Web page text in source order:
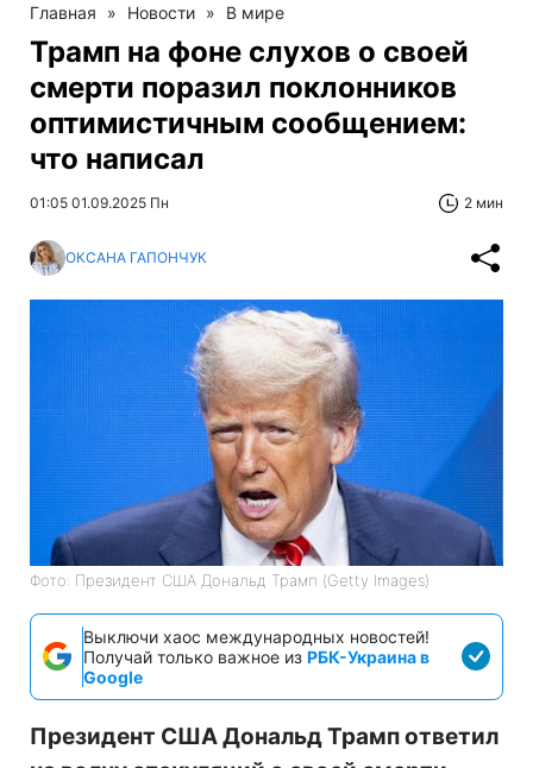
Главная » Новости » В мире
Трамп на фоне слухов о своей
смерти поразил поклонников
оптимистичным сообщением:
что написал
01:05 01.09.2025 Пн 2 мин
ОКСАНА ГАПОНЧУК
Фото: Президент США Дональд Трамп (Getty Images)
Выключи хаос международных новостей!
Получай только важное из РБК-Украина в
Google
Президент США Дональд Трамп ответил